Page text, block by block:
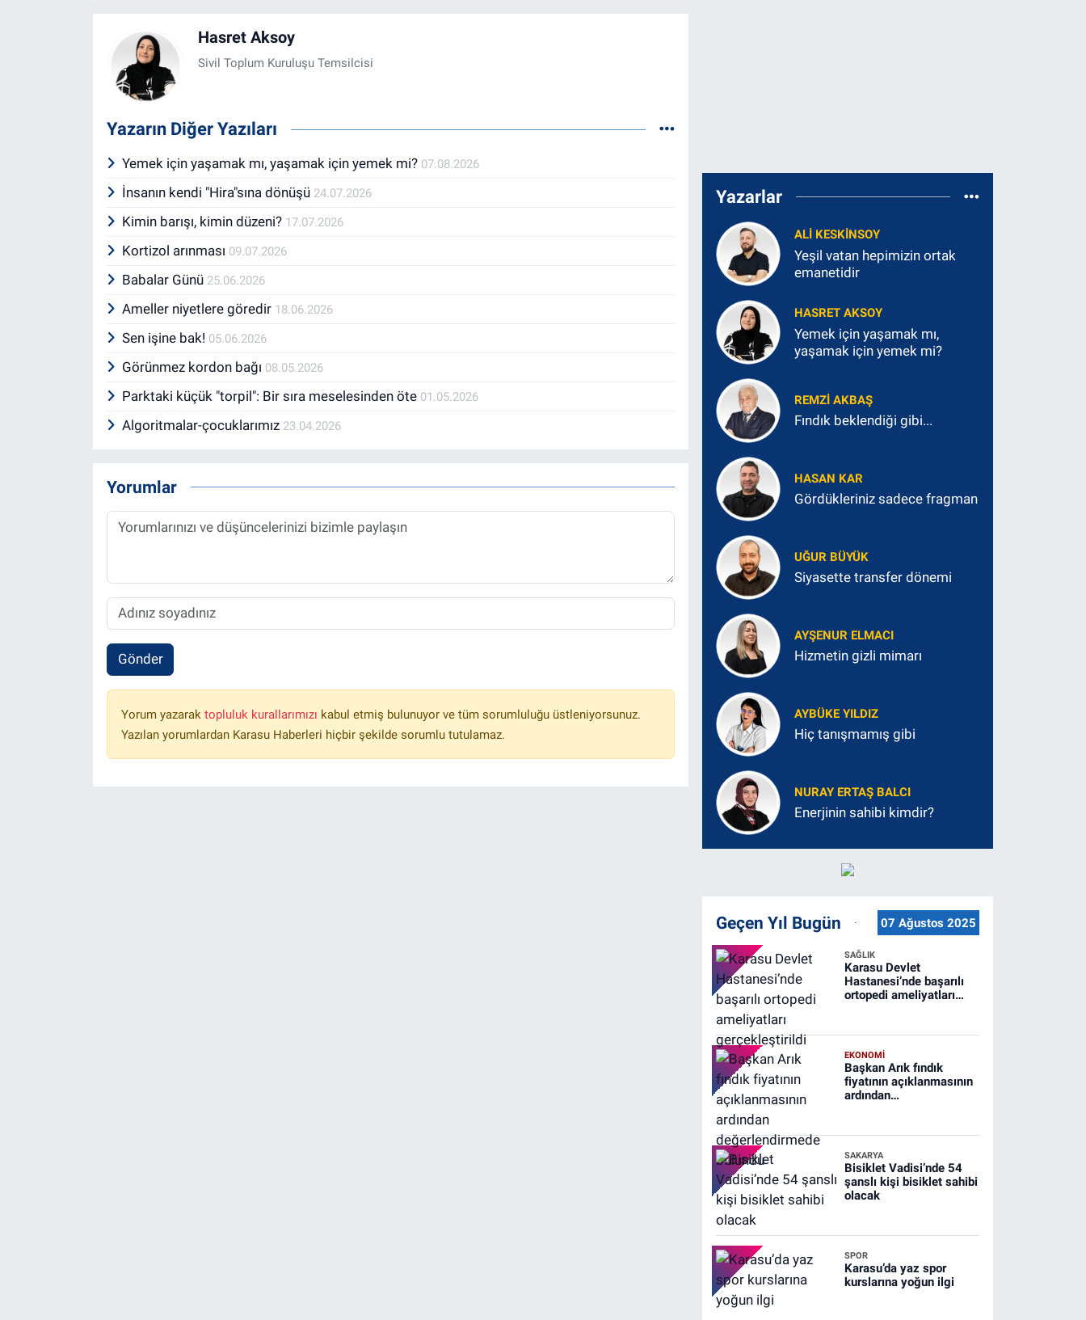
Hasret Aksoy
Sivil Toplum Kuruluşu Temsilcisi
Yazarın Diğer Yazıları
Yemek için yaşamak mı, yaşamak için yemek mi? 07.08.2026
İnsanın kendi "Hira"sına dönüşü 24.07.2026
Kimin barışı, kimin düzeni? 17.07.2026
Kortizol arınması 09.07.2026
Babalar Günü 25.06.2026
Ameller niyetlere göredir 18.06.2026
Sen işine bak! 05.06.2026
Görünmez kordon bağı 08.05.2026
Parktaki küçük "torpil": Bir sıra meselesinden öte 01.05.2026
Algoritmalar-çocuklarımız 23.04.2026
Yorumlar
Gönder
Yorum yazarak topluluk kurallarımızı kabul etmiş bulunuyor ve tüm sorumluluğu üstleniyorsunuz.
Yazılan yorumlardan Karasu Haberleri hiçbir şekilde sorumlu tutulamaz.
Yazarlar
ALI KESKINSOY
Yeşil vatan hepimizin ortak
emanetidir
HASRET AKSOY
Yemek için yaşamak mı,
yaşamak için yemek mi?
REMZI AKBAŞ
Fındık beklendiği gibi...
HASAN KAR
Gördükleriniz sadece fragman
UĞUR BÜYÜK
Siyasette transfer dönemi
AYŞENUR ELMACI
Hizmetin gizli mimarı
AYBÜKE YILDIZ
Hiç tanışmamış gibi
NURAY ERTAŞ BALCI
Enerjinin sahibi kimdir?
Geçen Yıl Bugün 07 Ağustos 2025
SAĞLIK
Karasu Devlet
Hastanesi’nde başarılı
ortopedi ameliyatları
EKONOMİ
Başkan Arık fındık
fiyatının açıklanmasının
ardından
SAKARYA
Bisiklet Vadisi’nde 54
şanslı kişi bisiklet sahibi
olacak
SPOR
Karasu’da yaz spor
kurslarına yoğun ilgi